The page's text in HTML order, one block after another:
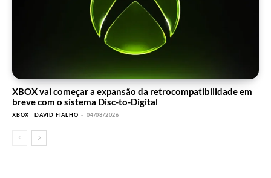
XBOX vai começar a expansão da retrocompatibilidade em
breve com o sistema Disc-to-Digital
XBOX DAVID FIALHO - 04/08/2026